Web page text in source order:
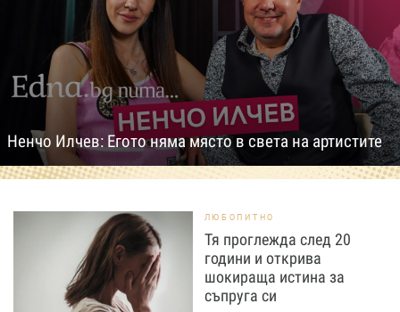
Ненчо Илчев: Егото няма място в света на артистите
ЛЮБОПИТНО
Тя проглежда след 20
години и открива
шокираща истина за
съпруга си